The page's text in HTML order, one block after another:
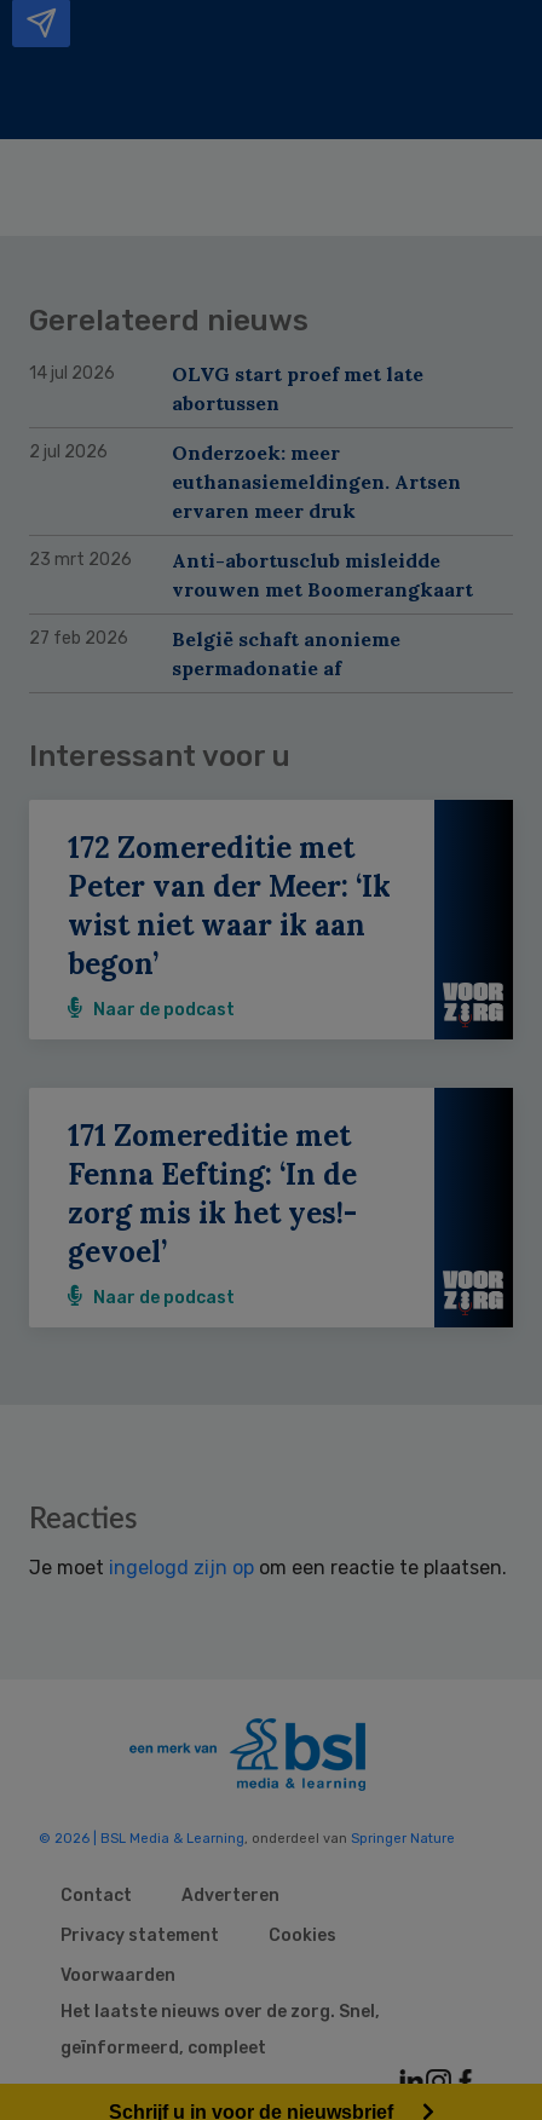
Gerelateerd nieuws
14 jul 2026
OLVG start proef met late
abortussen
2 jul 2026
Onderzoek: meer
euthanasiemeldingen. Artsen
ervaren meer druk
23 mrt 2026
Anti-abortusclub misleidde
vrouwen met Boomerangkaart
27 feb 2026
België schaft anonieme
spermadonatie af
Interessant voor u
172 Zomereditie met
Peter van der Meer: ‘Ik
wist niet waar ik aan
begon’
Naar de podcast
171 Zomereditie met
Fenna Eefting: ‘In de
zorg mis ik het yes!-
gevoel’
Naar de podcast
Reader
Reacties
Je moet ingelogd zijn op om een reactie te plaatsen.
© 2026 | BSL Media & Learning, onderdeel van Springer Nature
Contact
Adverteren
Privacy statement
Cookies
Voorwaarden
Het laatste nieuws over de zorg. Snel,
geïnformeerd, compleet
Schrijf u in voor de nieuwsbrief